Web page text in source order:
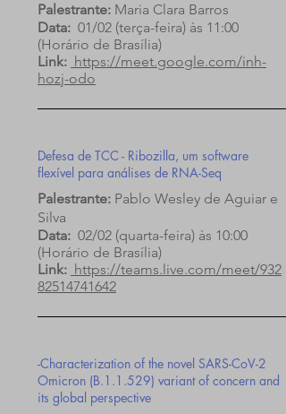
Palestrante: Maria Clara Barros
Data: 01/02 (terça-feira) às 11:00
(Horário de Brasília)
Link: https://meet.google.com/inh-
hozj-odo
Defesa de TCC - Ribozilla, um software
flexível para análises de RNA-Seq
Palestrante: Pablo Wesley de Aguiar e
Silva
Data: 02/02 (quarta-feira) às 10:00
(Horário de Brasília)
Link: https://teams.live.com/meet/932
82514741642
-Characterization of the novel SARS-CoV-2
Omicron (B.1.1.529) variant of concern and
its global perspective